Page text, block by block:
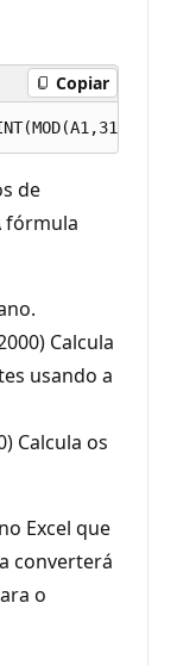
Copiar
de
fórmula
Calcula
usando a
Calcula os
Excel que
converterá
o